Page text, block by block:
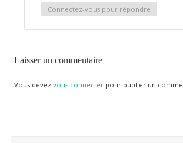
Connectez-vous pour répondre
Laisser un commentaire
Vous devez vous connecterpour publier un